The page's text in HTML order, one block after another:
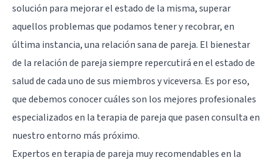
solución para mejorar el estado de la misma, superar
aquellos problemas que podamos tener y recobrar, en
última instancia, una relación sana de pareja. El bienestar
de la relación de pareja siempre repercutirá en el estado de
salud de cada uno de sus miembros y viceversa. Es por eso,
que debemos conocer cuáles son los mejores profesionales
especializados en la terapia de pareja que pasen consulta en
nuestro entorno más próximo.
Expertos en terapia de pareja muy recomendables en la